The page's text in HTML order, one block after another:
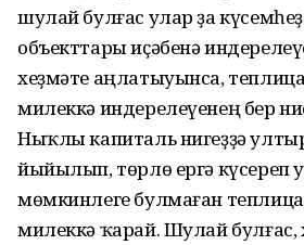
шулай булғас улар ҙа
объекттары иҫәбенә
хеҙмәте аңлатыуынса,
милеккә индерелеүенең бер
Ныҡлы капиталь нигеҙҙә
йыйылып, төрлө ергә күсереп
мөмкинлеге булмаған
милеккә ҡарай. Шулай